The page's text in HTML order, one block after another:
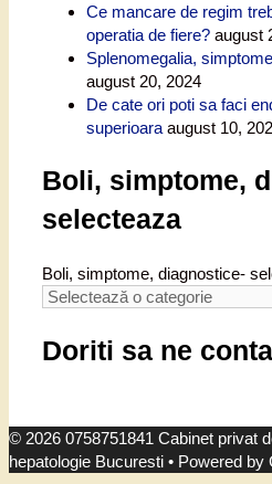
Ce mancare de regim
operatia de fiere? august
Splenomegalia,
august 20, 2024
De cate ori poti sa faci
superioara august 10,
Boli, simptome,
selecteaza
Boli, simptome, diagnostice-
Doriti sa ne
© 2026 0758751841 Cabinet privat
hepatologie Bucuresti • Powered by